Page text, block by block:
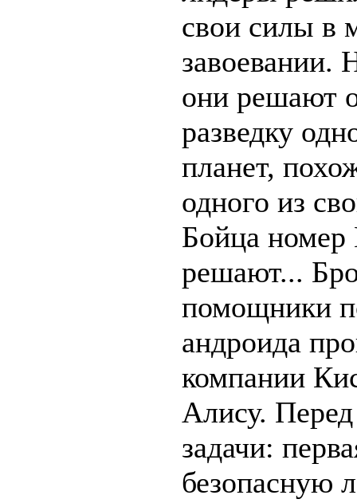
свои силы в
завоевании.
они решают
разведку
планет,
одного из
Бойца
решают...
помощники
андроида
компании
Алису.
задачи:
безопасную